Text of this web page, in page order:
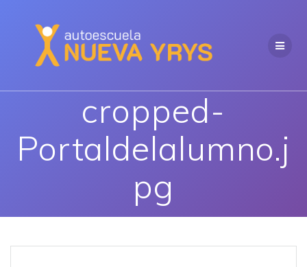
cropped-
Portaldelalumno.j
pg